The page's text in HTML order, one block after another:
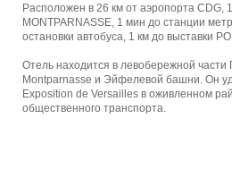
Расположен в 26 км от аэропорта CDG,
MONTPARNASSE, 1 мин до станции
остановки автобуса, 1 км до выставки
Отель находится в левобережной
Montparnasse и Эйфелевой башни. Он
Exposition de Versailles в оживленном
общественного транспорта.